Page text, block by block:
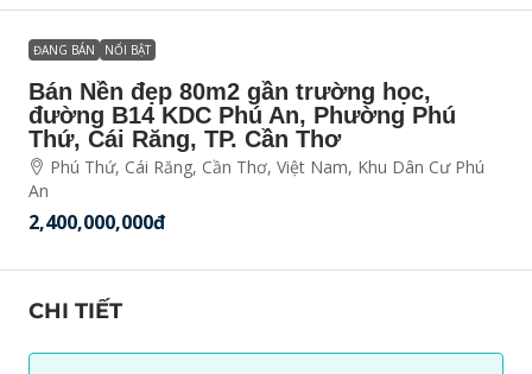
ĐANG BÁN NỔI BẬT
Bán Nền đẹp 80m2 gần trường học,
đường B14 KDC Phú An, Phường Phú
Thứ, Cái Răng, TP. Cần Thơ
Phú Thứ, Cái Răng, Cần Thơ, Việt Nam, Khu Dân Cư Phú
An
2,400,000,000đ
CHI TIẾT